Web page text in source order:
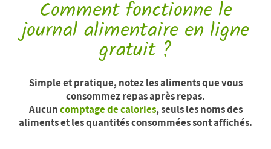
Comment fonctionne le
journal alimentaire en ligne
gratuit ?
Simple et pratique, notez les aliments que vous
consommez repas après repas.
Aucuncomptage de calories, seuls les noms des
aliments et les quantités consommées sont affichés.